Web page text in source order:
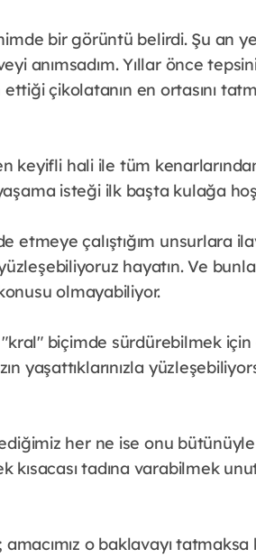
bir görüntü belirdi. Şu an
anımsadım. Yıllar önce
çikolatanın en ortasını
keyifli hali ile tüm
isteği ilk başta kulağa
etmeye çalıştığım unsurlara
yüzleşebiliyoruz hayatın. Ve
olmayabiliyor.
biçimde sürdürebilmek
yaşattıklarınızla
her ne ise onu
kısacası tadına varabilmek
o baklavayı